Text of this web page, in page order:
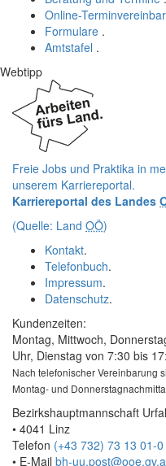
Online-
Formulare .
Amtstafel .
Webtipp
Freie Jobs und Praktika in
unserem Karriereportal.
Karriereportal des Landes
(Quelle: Land OÖ)
Kontakt.
Telefonbuch.
Impressum.
Datenschutz.
Kundenzeiten:
Montag, Mittwoch,
Uhr, Dienstag von 7:30 bis
Nach telefonischer Vereinbarung
Montag- und
Bezirkshauptmannschaft
• 4041 Linz
Telefon (+43 732) 73 13 01-0
• E-Mail bh-